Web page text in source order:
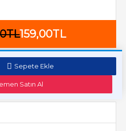
159,00TL
Sepete Ekle
Satın Al